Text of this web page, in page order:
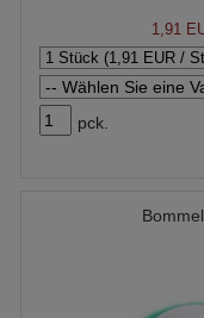
1,91
pck.